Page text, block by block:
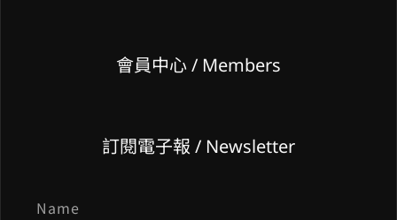
會員中心 / Members
訂閱電子報 / Newsletter